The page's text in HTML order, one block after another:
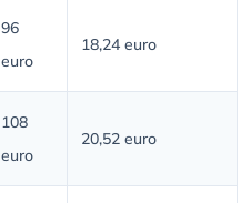
96
euro
18,24 euro
108
euro
20,52 euro